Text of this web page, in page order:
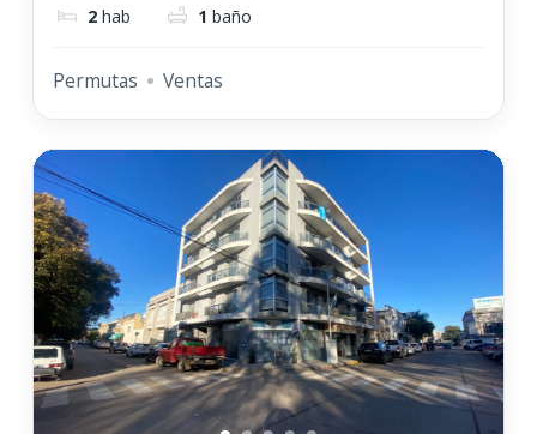
2 hab 1 baño
Permutas Ventas